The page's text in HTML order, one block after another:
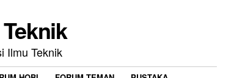
Ilmu Teknik